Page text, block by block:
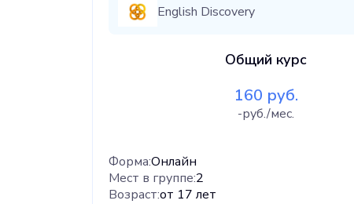
English Discovery
Общий курс
160 руб.
-руб./мес.
Форма:Онлайн
Мест в группе:2
Возраст:от 17 лет